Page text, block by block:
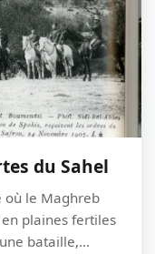
du Sahel
où le Maghreb
plaines fertiles
bataille,...